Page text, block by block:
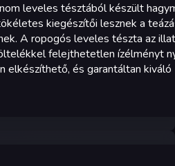
leveles tésztából készült
kiegészítői lesznek a
A ropogós leveles tészta az
felejthetetlen ízélményt
elkészíthető, és garantáltan kiváló